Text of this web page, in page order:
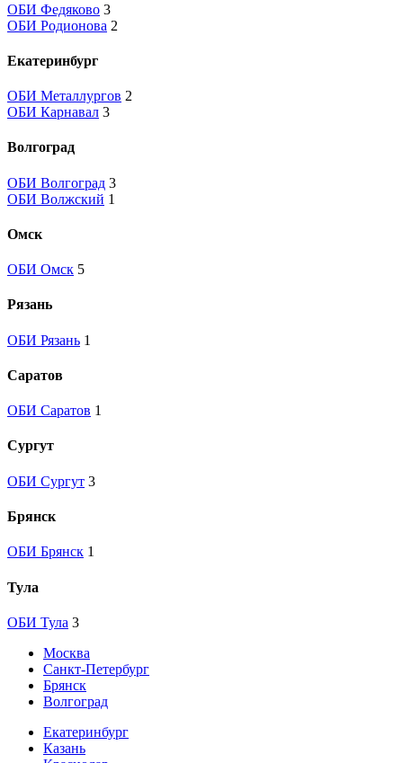
ОБИ Федяково 3
ОБИ Родионова 2
Екатеринбург
ОБИ Металлургов 2
ОБИ Карнавал 3
Волгоград
ОБИ Волгоград 3
ОБИ Волжский 1
Омск
ОБИ Омск 5
Рязань
ОБИ Рязань 1
Саратов
ОБИ Саратов 1
Сургут
ОБИ Сургут 3
Брянск
ОБИ Брянск 1
Тула
ОБИ Тула 3
Москва
Санкт-Петербург
Брянск
Волгоград
Екатеринбург
Казань